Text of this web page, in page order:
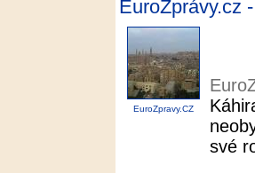
EuroZprávy.cz
EuroZpravy.CZ
své